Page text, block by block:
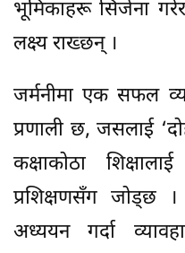
भूमिकाहरू सिर्जना
लक्ष्य राख्छन् ।
जर्मनीमा एक सफल
प्रणाली छ, जसलाई
कक्षाकोठा
प्रशिक्षणसँग जोड्छ ।
अध्ययन गर्दा